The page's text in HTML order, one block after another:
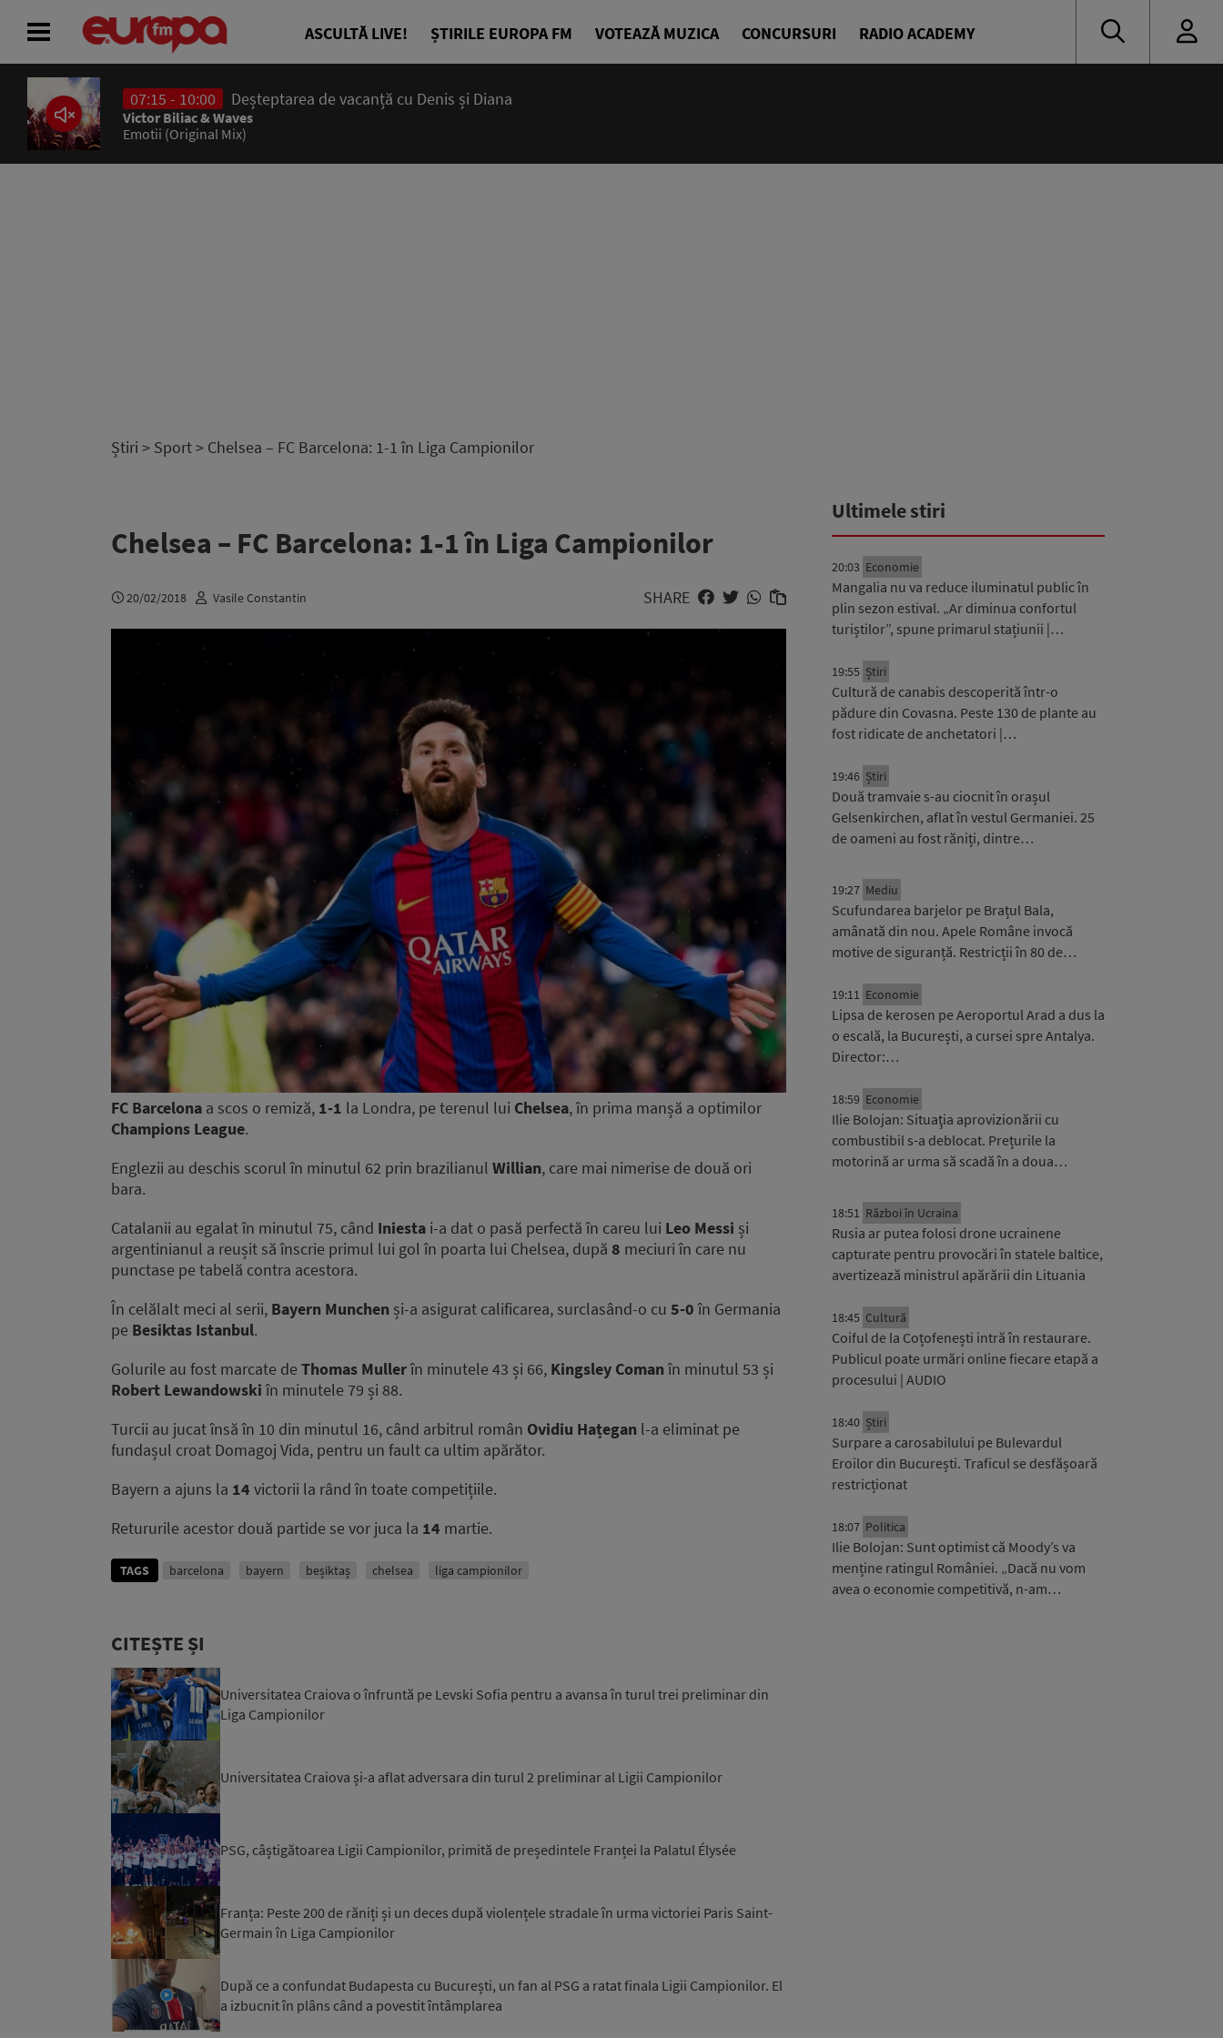
ASCULTĂ LIVE! ȘTIRILE EUROPA FM VOTEAZĂ MUZICA CONCURSURI RADIO ACADEMY
07:15 - 10:00 Deșteptarea de vacanță cu Denis și Diana
Victor Biliac & Waves
Emotii (Original Mix)
Știri > Sport> Chelsea – FC Barcelona: 1-1 în Liga Campionilor
Chelsea – FC Barcelona: 1-1 în Liga Campionilor
20/02/2018 Vasile Constantin SHARE
FC Barcelona a scos o remiză, 1-1 la Londra, pe terenul lui Chelsea, în prima manșă a optimilor
Champions League.
Englezii au deschis scorul în minutul 62 prin brazilianul Willian, care mai nimerise de două ori
bara.
Catalanii au egalat în minutul 75, când Iniesta i-a dat o pasă perfectă în careu lui Leo Messi și
argentinianul a reușit să înscrie primul lui gol în poarta lui Chelsea, după 8 meciuri în care nu
punctase pe tabelă contra acestora.
În celălalt meci al serii, Bayern Munchen și-a asigurat calificarea, surclasând-o cu 5-0în Germania
pe Besiktas Istanbul.
Golurile au fost marcate de Thomas Mullerîn minutele 43 și 66, Kingsley Comanîn minutul 53 și
Robert Lewandowskiîn minutele 79 și 88.
Turcii au jucat însă în 10 din minutul 16, când arbitrul român Ovidiu Hațegan l-a eliminat pe
fundașul croat Domagoj Vida, pentru un fault ca ultim apărător.
Bayern a ajuns la 14 victorii la rând în toate competițiile.
Retururile acestor două partide se vor juca la 14 martie.
TAGS barcelona bayern beșiktaș chelsea liga campionilor
CITEȘTE ȘI
Universitatea Craiova o înfruntă pe Levski Sofia pentru a avansa în turul trei preliminar din
Liga Campionilor
Universitatea Craiova și-a aflat adversara din turul 2 preliminar al Ligii Campionilor
PSG, câștigătoarea Ligii Campionilor, primită de președintele Franței la Palatul Élysée
Franța: Peste 200 de răniți și un deces după violențele stradale în urma victoriei Paris Saint-
Germain în Liga Campionilor
După ce a confundat Budapesta cu București, un fan al PSG a ratat finala Ligii Campionilor. El
a izbucnit în plâns când a povestit întâmplarea
Ultimele stiri
20:03 Economie
Mangalia nu va reduce iluminatul public în
plin sezon estival. „Ar diminua confortul
turiștilor”, spune primarul stațiunii |…
19:55 Știri
Cultură de canabis descoperită într-o
pădure din Covasna. Peste 130 de plante au
fost ridicate de anchetatori |…
19:46 Știri
Două tramvaie s-au ciocnit în orașul
Gelsenkirchen, aflat în vestul Germaniei. 25
de oameni au fost răniți, dintre…
19:27 Mediu
Scufundarea barjelor pe Brațul Bala,
amânată din nou. Apele Române invocă
motive de siguranță. Restricții în 80 de…
19:11 Economie
Lipsa de kerosen pe Aeroportul Arad a dus la
o escală, la București, a cursei spre Antalya.
Director:…
18:59 Economie
Ilie Bolojan: Situaţia aprovizionării cu
combustibil s-a deblocat. Prețurile la
motorină ar urma să scadă în a doua…
18:51 Război în Ucraina
Rusia ar putea folosi drone ucrainene
capturate pentru provocări în statele baltice,
avertizează ministrul apărării din Lituania
18:45 Cultură
Coiful de la Coțofenești intră în restaurare.
Publicul poate urmări online fiecare etapă a
procesului | AUDIO
18:40 Știri
Surpare a carosabilului pe Bulevardul
Eroilor din București. Traficul se desfășoară
restricționat
18:07 Politica
Ilie Bolojan: Sunt optimist că Moody’s va
menține ratingul României. „Dacă nu vom
avea o economie competitivă, n-am…
ACASĂ
ȘTIRI